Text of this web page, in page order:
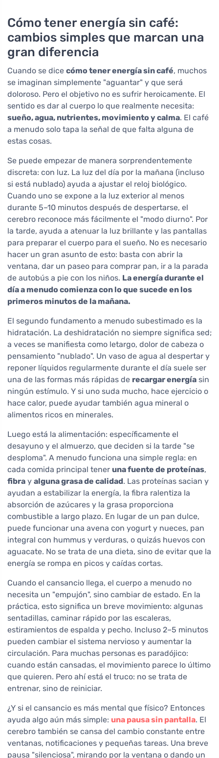
Cómo tener energía sin café:
cambios simples que marcan una
gran diferencia
Cuando se dice cómo tener energía sin café, muchos
se imaginan simplemente "aguantar" y que será
doloroso. Pero el objetivo no es sufrir heroicamente. El
sentido es dar al cuerpo lo que realmente necesita:
sueño, agua, nutrientes, movimiento y calma. El café
a menudo solo tapa la señal de que falta alguna de
estas cosas.
Se puede empezar de manera sorprendentemente
discreta: con luz. La luz del día por la mañana (incluso
si está nublado) ayuda a ajustar el reloj biológico.
Cuando uno se expone a la luz exterior al menos
durante 5–10 minutos después de despertarse, el
cerebro reconoce más fácilmente el "modo diurno". Por
la tarde, ayuda a atenuar la luz brillante y las pantallas
para preparar el cuerpo para el sueño. No es necesario
hacer un gran asunto de esto: basta con abrir la
ventana, dar un paseo para comprar pan, ir a la parada
de autobús a pie con los niños. La energía durante el
día a menudo comienza con lo que sucede en los
primeros minutos de la mañana.
El segundo fundamento a menudo subestimado es la
hidratación. La deshidratación no siempre significa sed;
a veces se manifiesta como letargo, dolor de cabeza o
pensamiento "nublado". Un vaso de agua al despertar y
reponer líquidos regularmente durante el día suele ser
una de las formas más rápidas de recargar energía sin
ningún estímulo. Y si uno suda mucho, hace ejercicio o
hace calor, puede ayudar también agua mineral o
alimentos ricos en minerales.
Luego está la alimentación: específicamente el
desayuno y el almuerzo, que deciden si la tarde "se
desploma". A menudo funciona una simple regla: en
cada comida principal tener una fuente de proteínas,
fibra y alguna grasa de calidad. Las proteínas sacian y
ayudan a estabilizar la energía, la fibra ralentiza la
absorción de azúcares y la grasa proporciona
combustible a largo plazo. En lugar de un pan dulce,
puede funcionar una avena con yogurt y nueces, pan
integral con hummus y verduras, o quizás huevos con
aguacate. No se trata de una dieta, sino de evitar que la
energía se rompa en picos y caídas cortas.
Cuando el cansancio llega, el cuerpo a menudo no
necesita un "empujón", sino cambiar de estado. En la
práctica, esto significa un breve movimiento: algunas
sentadillas, caminar rápido por las escaleras,
estiramientos de espalda y pecho. Incluso 2–5 minutos
pueden cambiar el sistema nervioso y aumentar la
circulación. Para muchas personas es paradójico:
cuando están cansadas, el movimiento parece lo último
que quieren. Pero ahí está el truco: no se trata de
entrenar, sino de reiniciar.
¿Y si el cansancio es más mental que físico? Entonces
ayuda algo aún más simple: una pausa sin pantalla. El
cerebro también se cansa del cambio constante entre
ventanas, notificaciones y pequeñas tareas. Una breve
pausa "silenciosa", mirando por la ventana o dando un